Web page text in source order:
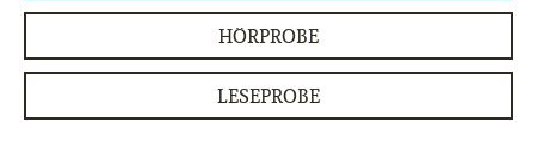
HÖRPROBE
LESEPROBE